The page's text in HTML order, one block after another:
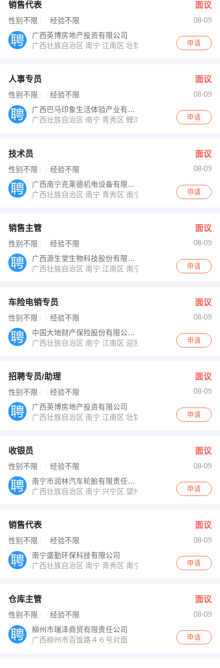
销售代表 面议
性别不限 经验不限
08-09
广西英博房地产投资有限公司
广西壮族自治区 南宁 江南区 壮锦大道27号盛天领域3号
申请
人事专员 面议
性别不限 经验不限
08-09
广西巴马印象生活体验产业有限公司
广西壮族自治区 南宁 青秀区 鲤湾路1号1503
申请
技术员 面议
性别不限 经验不限
08-09
广西南宁克莱德机电设备有限公司
广西壮族自治区 南宁 青秀区 南宁市建政路1号
申请
销售主管 面议
性别不限 经验不限
08-09
广西源生堂生物科技股份有限公司
广西壮族自治区 南宁 江南区 南宁经济开发区国凯大道东
申请
车险电销专员 面议
性别不限 经验不限
08-09
中国大地财产保险股份有限公司广西分公司
广西壮族自治区 南宁 江南区 迎凯路17号鸿基工业园10栋
申请
招聘专员/助理 面议
性别不限 经验不限
08-09
广西英博房地产投资有限公司
广西壮族自治区 南宁 江南区 壮锦大道27号盛天领域3号
申请
收银员 面议
性别不限 经验不限
08-09
南宁市润林汽车轮胎有限责任公司
广西壮族自治区 南宁 兴宁区 望州路249号21-24号优科
申请
销售代表 面议
性别不限 经验不限
08-09
南宁盛勤环保科技有限公司
广西壮族自治区 南宁 青秀区 南宁青秀区新竹街道民族大
申请
仓库主管 面议
性别不限 经验不限
08-09
柳州市瑞泽商贸有限责任公司
广西柳州市百饭路４６号对面
申请